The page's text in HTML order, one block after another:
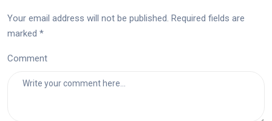
Your email address will not be published. Required fields are
marked *
Comment